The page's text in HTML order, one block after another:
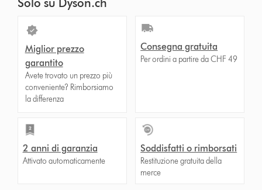
reviews
that
model
below
Solo su Dyson.ch
Miglior prezzo
garantito
Avete trovato un prezzo più
conveniente? Rimborsiamo
la differenza
Consegna gratuita
Per ordini a partire da CHF 49
2 anni di garanzia
Attivato automaticamente
Soddisfatti o rimborsati
Restituzione gratuita della
merce